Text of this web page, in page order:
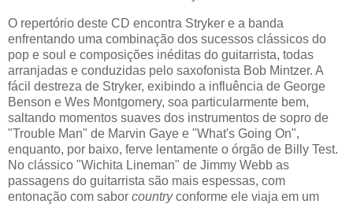
O repertório deste CD encontra Stryker e a banda
enfrentando uma combinação dos sucessos clássicos do
pop e soul e composições inéditas do guitarrista, todas
arranjadas e conduzidas pelo saxofonista Bob Mintzer. A
fácil destreza de Stryker, exibindo a influência de George
Benson e Wes Montgomery, soa particularmente bem,
saltando momentos suaves dos instrumentos de sopro de
"Trouble Man" de Marvin Gaye e "What's Going On",
enquanto, por baixo, ferve lentamente o órgão de Billy Test.
No clássico "Wichita Lineman" de Jimmy Webb as
passagens do guitarrista são mais espessas, com
entonação com sabor countryconforme ele viaja em um